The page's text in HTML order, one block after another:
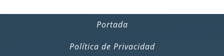
Portada
Política de Privacidad